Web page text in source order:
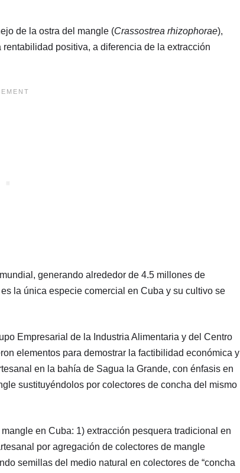
de la ostra del mangle (Crassostrea rhizophorae),
positiva, a diferencia de la extracción
generando alrededor de 4.5 millones de
es la única especie comercial en Cuba y su cultivo se
Empresarial de la Industria Alimentaria y del Centro
elementos para demostrar la factibilidad económica y
en la bahía de Sagua la Grande, con énfasis en
sustituyéndolos por colectores de concha del mismo
en Cuba: 1) extracción pesquera tradicional en
por agregación de colectores de mangle
semillas del medio natural en colectores de “concha